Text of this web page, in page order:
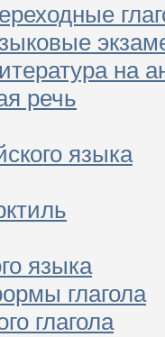
на
речь
языка
языка
глагола
глагола